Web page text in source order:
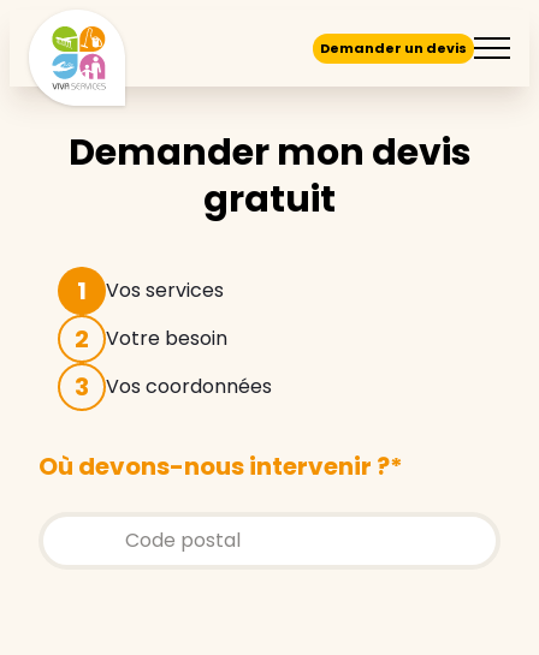
Demander un devis
Demander mon devis
gratuit
1 Vos services
2 Votre besoin
3 Vos coordonnées
Où devons-nous intervenir ?*
Store locator global - Autocompletion
Rechercher